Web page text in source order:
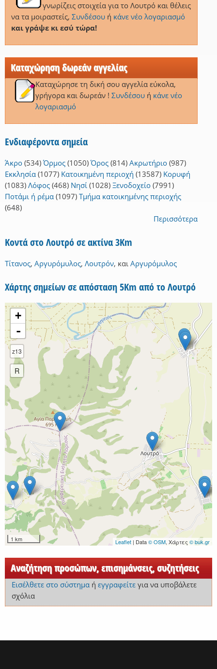
γνωρίζεις στοιχεία για το Λουτρό και θέλεις
να τα μοιραστείς, Συνδέσουή κάνε νέο λογαριασμό
και γράψε κι εσύ τώρα!
Καταχώρηση δωρεάν αγγελίας
Καταχώρησε τη δική σου αγγελία εύκολα,
γρήγορα και δωρεάν ! Συνδέσουή κάνε νέο
λογαριασμό
Ενδιαφέροντα σημεία
Άκρο (534) Όρμος (1050) Όρος (814) Ακρωτήριο (987)
Εκκλησία (1077) Κατοικημένη περιοχή (13587) Κορυφή
(1083) Λόφος (468) Νησί (1028) Ξενοδοχείο (7991)
Ποτάμι ή ρέμα (1097) Τμήμα κατοικημένης περιοχής
(648)
Περισσότερα
Κοντά στο Λουτρό σε ακτίνα 3Km
Τίτανος, Αργυρόμυλος, Λουτρόν, και Αργυρόμυλος
Χάρτης σημείων σε απόσταση 5Km από το Λουτρό
+
-
z13
R
1 km Leaflet | Data© OSM, Χάρτες© buk.gr
Αναζήτηση προσώπων, επισημάνσεις, συζητήσεις
Εισέλθετε στο σύστημαή εγγραφείτεγια να υποβάλετε
σχόλια